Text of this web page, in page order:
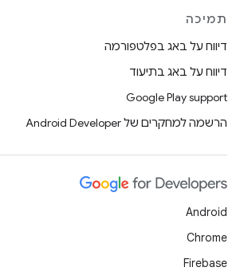
תמיכה
דיווח על באג בפלטפורמה
דיווח על באג בתיעוד
Google Play support
הרשמה למחקרים של Android Developer
Android
Chrome
Firebase